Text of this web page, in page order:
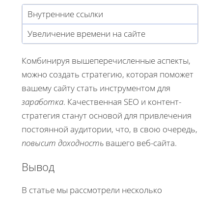
Внутренние ссылки
Увеличение времени на сайте
Комбинируя вышеперечисленные аспекты,
можно создать стратегию, которая поможет
вашему сайту стать инструментом для
заработка. Качественная SEO и контент-
стратегия станут основой для привлечения
постоянной аудитории, что, в свою очередь,
повысит доходность вашего веб-сайта.
Вывод
В статье мы рассмотрели несколько